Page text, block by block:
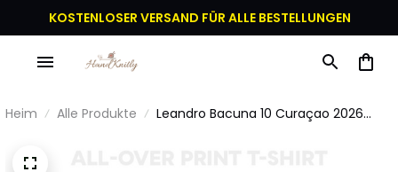
KOSTENLOSER VERSAND FÜR ALLE BESTELLUNGEN
Heim Alle Produkte
Leandro Bacuna 10 Curaçao 2026